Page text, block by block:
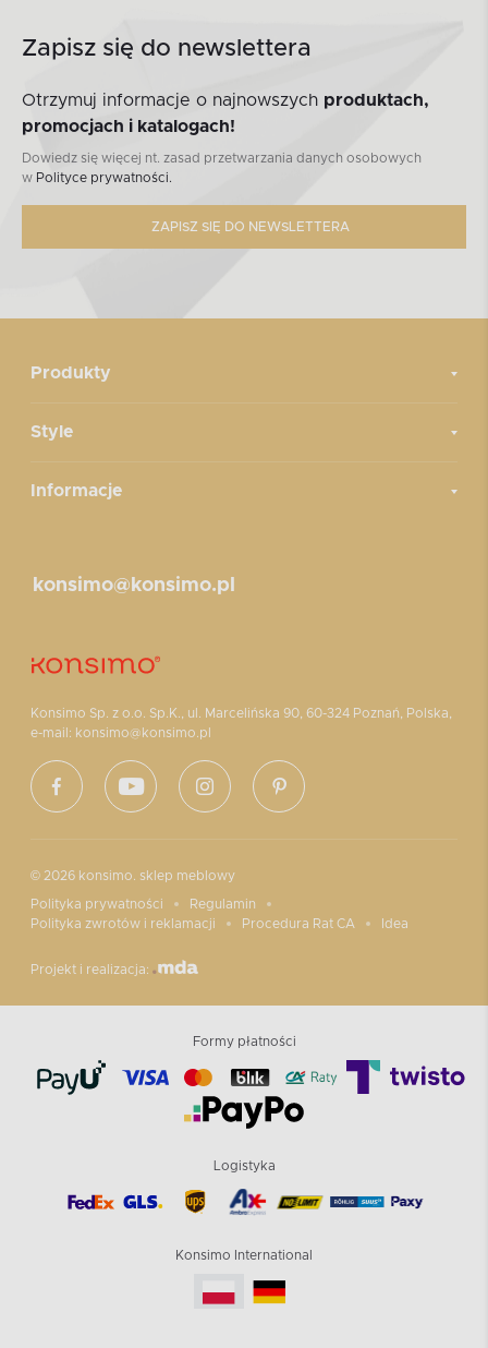
Zapisz się do newslettera
Otrzymuj informacje o najnowszych produktach,
promocjach i katalogach!
Dowiedz się więcej nt. zasad przetwarzania danych osobowych
w Polityce prywatności.
ZAPISZ SIĘ DO NEWSLETTERA
Produkty
Style
Informacje
Konsimo Sp. z o.o. Sp.K., ul. Marcelińska 90, 60-324 Poznań, Polska,
e-mail: konsimo@konsimo.pl
konsimo@konsimo.pl
© 2026 konsimo. sklep meblowy
Polityka prywatności
Regulamin
Polityka zwrotów i reklamacji
Procedura Rat CA Idea
Projekt i realizacja:
Formy płatności
Logistyka
Konsimo International